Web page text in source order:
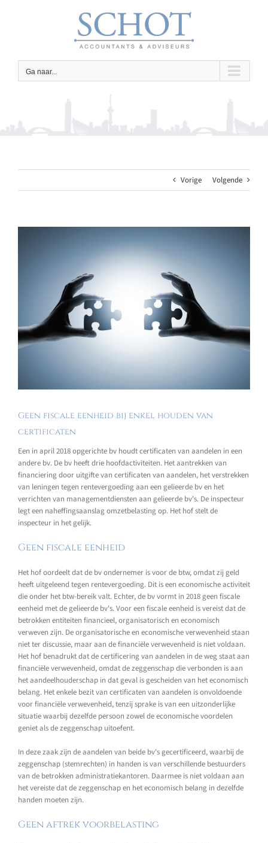
Ga naar...
Vorige Volgende
Geen fiscale eenheid bij enkel houden van
certificaten
Een in april 2018 opgerichte bv houdt certificaten van aandelen in een
andere bv. De bv heeft drie hoofdactiviteiten. Het aantrekken van
financiering door uitgifte van certificaten van aandelen, het verstrekken
van leningen tegen rentevergoeding aan een gelieerde bv en het
verrichten van managementdiensten aan gelieerde bv's. De inspecteur
legt een naheffingsaanslag omzetbelasting op. Het hof stelt de
inspecteur in het gelijk.
Geen fiscale eenheid
Het hof oordeelt dat de bv ondernemer is voor de btw, omdat zij geld
heeft uitgeleend tegen rentevergoeding. Dit is een economische activiteit
die onder het btw-bereik valt. Echter, de bv vormt in 2018 geen fiscale
eenheid met de gelieerde bv's. Voor een fiscale eenheid is vereist dat de
betrokken entiteiten financieel, organisatorisch en economisch
verweven zijn. De organisatorische en economische verwevenheid staan
niet ter discussie, maar aan de financiële verwevenheid is niet voldaan.
Het hof benadrukt dat de certificering van aandelen in de weg staat aan
financiële verwevenheid, omdat de zeggenschap die verbonden is aan
het aandeelhouderschap in dat geval is gescheiden van het economisch
belang. Het enkele bezit van certificaten van aandelen is onvoldoende
voor financiële verwevenheid, tenzij sprake is van een uitzonderlijke
situatie waarbij dezelfde persoon zowel de economische voordelen
geniet als de zeggenschap uitoefent.
In deze zaak zijn de aandelen van beide bv's gecertificeerd, waarbij de
zeggenschap (stemrechten) in handen is van verschillende bestuurders
van de betrokken administratiekantoren. Daarmee is niet voldaan aan
het vereiste dat de zeggenschap en het economisch belang in dezelfde
handen moeten zijn.
Geen aftrek voorbelasting